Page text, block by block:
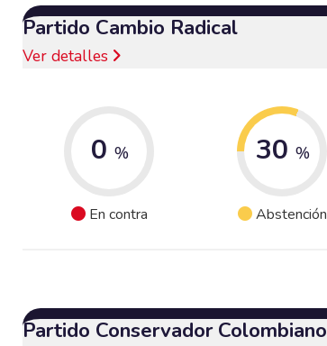
Partido Cambio Radical
Ver detalles
0 %
En contra
30 %
Abstención
Partido Conservador Colombiano